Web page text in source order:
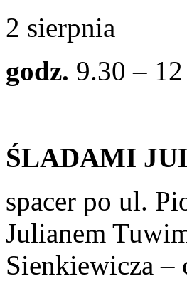
2 sierpnia
godz. 9.30 –
ŚLADAMI
spacer po ul.
Julianem
Sienkiewicza –